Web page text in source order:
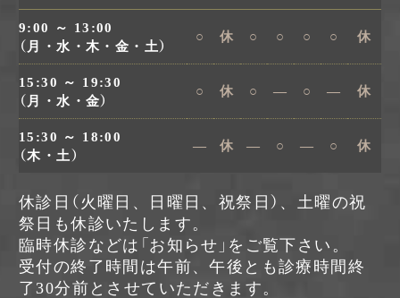
9:00 ～ 13:00
（月・水・木・金・土）
○ 休 ○ ○ ○ ○ 休
15:30 ～ 19:30
（月・水・金）
○ 休 ○ ― ○ ― 休
15:30 ～ 18:00
（木・土）
― 休 ― ○ ― ○ 休
休診日（火曜日、日曜日、祝祭日）、土曜の祝
祭日も休診いたします。
臨時休診などは「お知らせ」をご覧下さい。
受付の終了時間は午前、午後とも診療時間終
了30分前とさせていただきます。